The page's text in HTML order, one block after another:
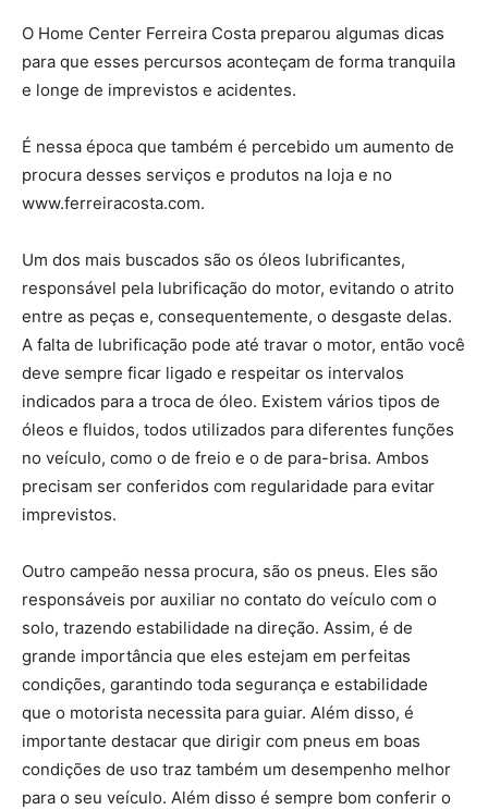
O Home Center Ferreira Costa preparou algumas dicas
para que esses percursos aconteçam de forma tranquila
e longe de imprevistos e acidentes.
É nessa época que também é percebido um aumento de
procura desses serviços e produtos na loja e no
www.ferreiracosta.com.
Um dos mais buscados são os óleos lubrificantes,
responsável pela lubrificação do motor, evitando o atrito
entre as peças e, consequentemente, o desgaste delas.
A falta de lubrificação pode até travar o motor, então você
deve sempre ficar ligado e respeitar os intervalos
indicados para a troca de óleo. Existem vários tipos de
óleos e fluidos, todos utilizados para diferentes funções
no veículo, como o de freio e o de para-brisa. Ambos
precisam ser conferidos com regularidade para evitar
imprevistos.
Outro campeão nessa procura, são os pneus. Eles são
responsáveis por auxiliar no contato do veículo com o
solo, trazendo estabilidade na direção. Assim, é de
grande importância que eles estejam em perfeitas
condições, garantindo toda segurança e estabilidade
que o motorista necessita para guiar. Além disso, é
importante destacar que dirigir com pneus em boas
condições de uso traz também um desempenho melhor
para o seu veículo. Além disso é sempre bom conferir o